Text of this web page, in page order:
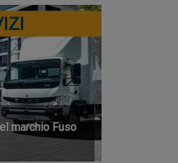
marchio Fuso